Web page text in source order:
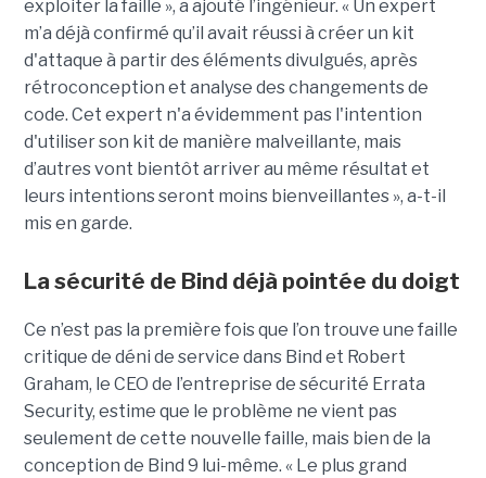
exploiter la faille », a ajouté l’ingénieur. « Un expert
m’a déjà confirmé qu’il avait réussi à créer un kit
d'attaque à partir des éléments divulgués, après
rétroconception et analyse des changements de
code. Cet expert n'a évidemment pas l'intention
d'utiliser son kit de manière malveillante, mais
d’autres vont bientôt arriver au même résultat et
leurs intentions seront moins bienveillantes », a-t-il
mis en garde.
La sécurité de Bind déjà pointée du doigt
Ce n’est pas la première fois que l’on trouve une faille
critique de déni de service dans Bind et Robert
Graham, le CEO de l’entreprise de sécurité Errata
Security, estime que le problème ne vient pas
seulement de cette nouvelle faille, mais bien de la
conception de Bind 9 lui-même. « Le plus grand